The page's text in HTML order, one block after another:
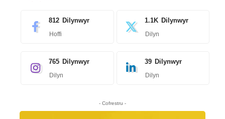
812 Dilynwyr
Hoffi
1.1K Dilynwyr
Dilyn
765 Dilynwyr
Dilyn
39 Dilynwyr
Dilyn
- Cofrestru -